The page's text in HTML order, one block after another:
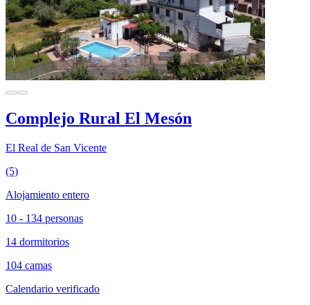
Complejo Rural El Mesón
El Real de San Vicente
(5)
Alojamiento entero
10 - 134 personas
14 dormitorios
104 camas
Calendario verificado